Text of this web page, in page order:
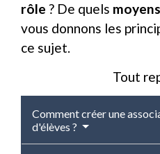
rôle ? De quels moyens
vous donnons les
ce sujet.
Tout
Comment créer une
d'élèves ?